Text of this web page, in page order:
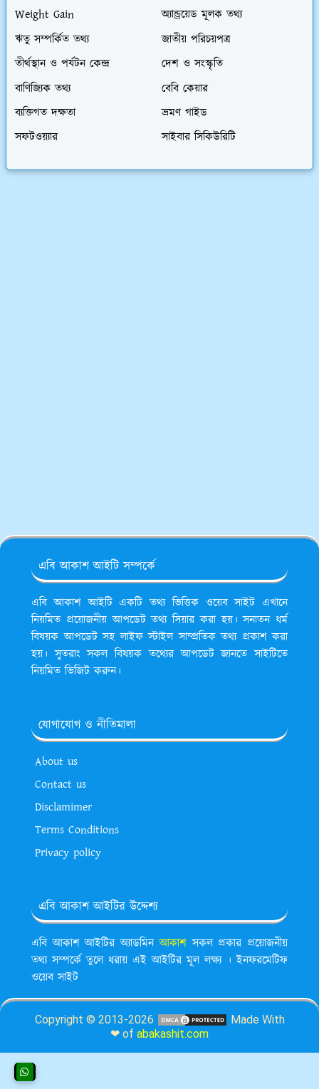
Weight Gain
অ্যান্ড্রয়েড মূলক তথ্য
ঋতু সম্পর্কিত তথ্য
জাতীয় পরিচয়পত্র
তীর্থস্থান ও পর্যটন কেন্দ্র
দেশ ও সংস্কৃতি
বাণিজ্যিক তথ্য
বেবি কেয়ার
ব্যক্তিগত দক্ষতা
ভ্রমণ গাইড
সফটওয়্যার
সাইবার সিকিউরিটি
এবি আকাশ আইটি সম্পর্কে
এবি আকাশ আইটি একটি তথ্য ভিত্তিক ওয়েব সাইট এখানে
নিয়মিত প্রয়োজনীয় আপডেট তথ্য সিয়ার করা হয়। সনাতন ধর্ম
বিষয়ক আপডেট সহ লাইফ স্টাইল সাম্প্রতিক তথ্য প্রকাশ করা
হয়। সুতরাং সকল বিষয়ক তথ্যের আপডেট জানতে সাইটিতে
নিয়মিত ভিজিট করুন।
যোগাযোগ ও নীতিমালা
About us
Contact us
Disclamimer
Terms Conditions
Privacy policy
এবি আকাশ আইটির উদ্দেশ্য
এবি আকাশ আইটির অ্যাডমিনআকাশসকল প্রকার প্রয়োজনীয়
তথ্য সম্পর্কে তুলে ধরায় এই আইটির মূল লক্ষ্য । ইনফরমেটিফ
ওয়েব সাইট
Copyright © 2013-2026
Made With
❤ of abakashit.com